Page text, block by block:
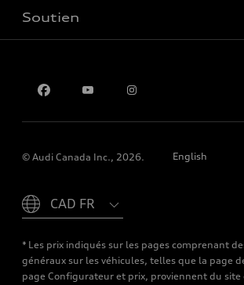
Soutien
© Audi Canada Inc., 2026. English
* Les prix indiqués sur les pages comprenant
généraux sur les véhicules, telles que la page
page Configurateur et prix, proviennent du site